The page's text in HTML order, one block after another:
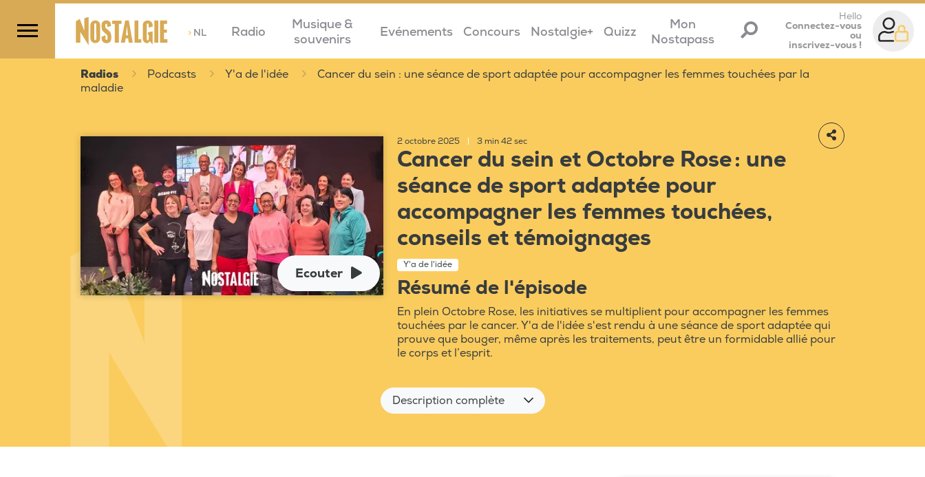
>NL Radio
Musique &
souvenirs
Evénements Concours Nostalgie+ Quizz
Mon
Nostapass
Hello
Connectez-vous
ou
inscrivez-vous !
Radios Podcasts Y'a de l'idée
Cancer du sein : une séance de sport adaptée pour accompagner les femmes touchées par la
maladie
Ecouter
2 octobre 2025 3 min 42 sec
Cancer du sein et Octobre Rose : une
séance de sport adaptée pour
accompagner les femmes touchées,
conseils et témoignages
Y'a de l'idée
Résumé de l'épisode
En plein Octobre Rose, les initiatives se multiplient pour accompagner les femmes
touchées par le cancer. Y'a de l'idée s'est rendu à une séance de sport adaptée qui
prouve que bouger, même après les traitements, peut être un formidable allié pour
le corps et l’esprit.
Description complète